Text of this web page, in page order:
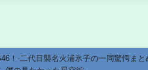
！-二代目襲名火浦氷子の一同驚愕ま